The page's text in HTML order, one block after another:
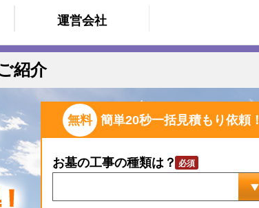
運営会社
紹介
無料 簡単20秒一括見積もり依頼！
お墓の工事の種類は？